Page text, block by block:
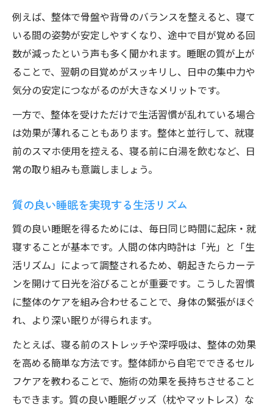
睡眠の質向上で日中の集中力アップ実感
朝すっきり起きるための整体セルフケア
睡眠と整体が作る理想的な目覚めの条件
例えば、整体で骨盤や背骨のバランスを整えると、寝て
いる間の姿勢が安定しやすくなり、途中で目が覚める回
数が減ったという声も多く聞かれます。睡眠の質が上が
ることで、翌朝の目覚めがスッキリし、日中の集中力や
気分の安定につながるのが大きなメリットです。
一方で、整体を受けただけで生活習慣が乱れている場合
は効果が薄れることもあります。整体と並行して、就寝
前のスマホ使用を控える、寝る前に白湯を飲むなど、日
常の取り組みも意識しましょう。
質の良い睡眠を実現する生活リズム
質の良い睡眠を得るためには、毎日同じ時間に起床・就
寝することが基本です。人間の体内時計は「光」と「生
活リズム」によって調整されるため、朝起きたらカーテ
ンを開けて日光を浴びることが重要です。こうした習慣
に整体のケアを組み合わせることで、身体の緊張がほぐ
れ、より深い眠りが得られます。
たとえば、寝る前のストレッチや深呼吸は、整体の効果
を高める簡単な方法です。整体師から自宅でできるセル
フケアを教わることで、施術の効果を長持ちさせること
もできます。質の良い睡眠グッズ（枕やマットレス）な